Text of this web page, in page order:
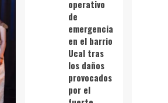
operativo
de
emergencia
en el barrio
Ucal tras
los daños
provocados
por el